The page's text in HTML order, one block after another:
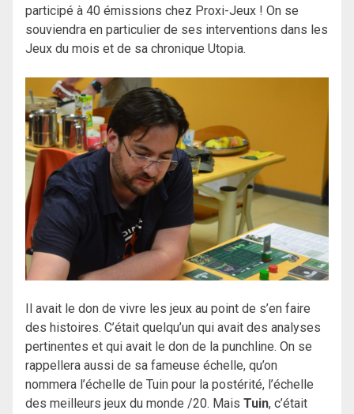
participé à 40 émissions chez Proxi-Jeux ! On se
souviendra en particulier de ses interventions dans les
Jeux du mois et de sa chronique Utopia.
Il avait le don de vivre les jeux au point de s’en faire
des histoires. C’était quelqu’un qui avait des analyses
pertinentes et qui avait le don de la punchline. On se
rappellera aussi de sa fameuse échelle, qu’on
nommera l’échelle de Tuin pour la postérité, l’échelle
des meilleurs jeux du monde /20. Mais Tuin, c’était